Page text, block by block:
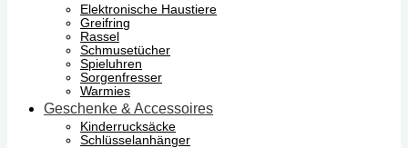
Elektronische Haustiere
Greifring
Rassel
Schmusetücher
Spieluhren
Sorgenfresser
Warmies
Geschenke & Accessoires
Kinderrucksäcke
Schlüsselanhänger